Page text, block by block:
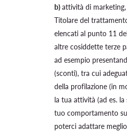
b)attività di
Titolare del
elencati al punto 11
altre cosiddette terze
ad esempio
(sconti), tra cui
della profilazione (in
la tua attività (ad es.
tuo comportamento
poterci adattare